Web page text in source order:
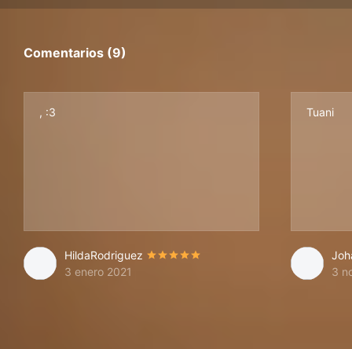
Comentarios (9)
, :3
HildaRodriguez
3 enero 2021
Tuani
3